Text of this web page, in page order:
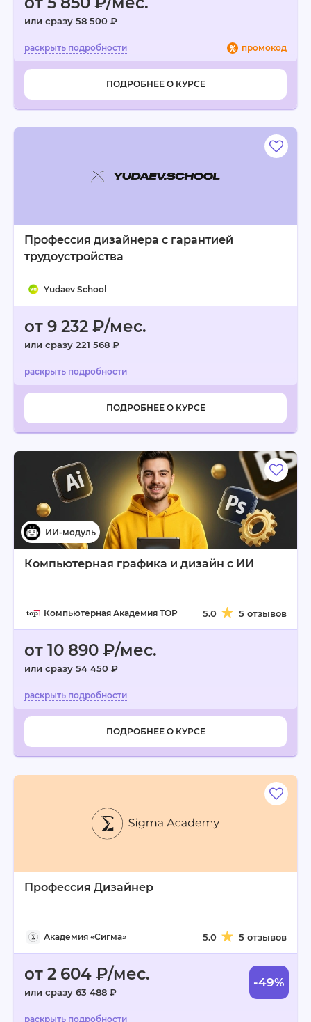
или сразу 58 500 ₽
промокод
ПОДРОБНЕЕ О КУРСЕ
Профессия дизайнера с гарантией
трудоустройства
Yudaev School
от 9 232 ₽/мес.
или сразу 221 568 ₽
ПОДРОБНЕЕ О КУРСЕ
Компьютерная графика и дизайн c ИИ
Компьютерная Академия TOP 5.0 5 отзывов
от 10 890 ₽/мес.
или сразу 54 450 ₽
ПОДРОБНЕЕ О КУРСЕ
Профессия Дизайнер
Академия «Сигма» 5.0 5 отзывов
от 2 604 ₽/мес.
или сразу 63 488 ₽
-49%